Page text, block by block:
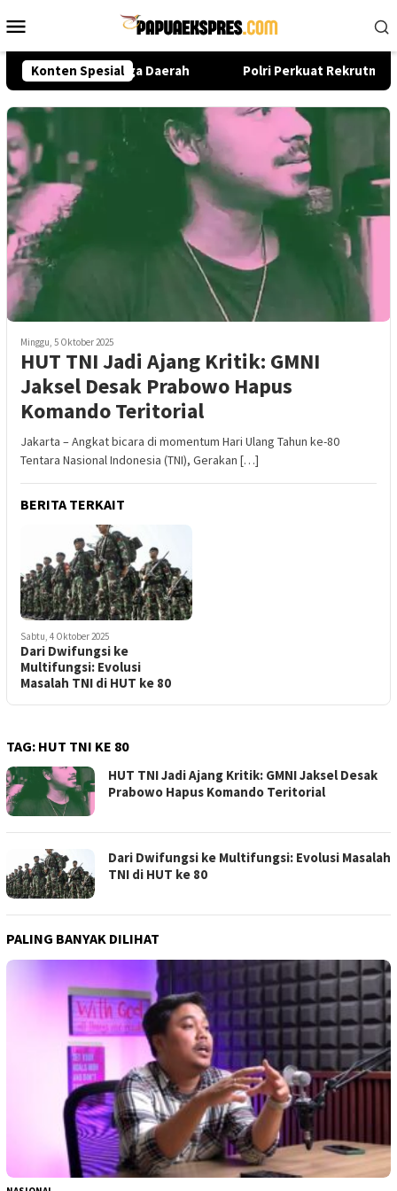
ke
Mobile
Konten Spesial
dari Pusat hingga Daerah Polri Perkuat Rekrutmen
Minggu, 5 Oktober 2025
HUT TNI Jadi Ajang Kritik: GMNI
Jaksel Desak Prabowo Hapus
Komando Teritorial
Jakarta – Angkat bicara di momentum Hari Ulang Tahun ke-80
Tentara Nasional Indonesia (TNI), Gerakan […]
BERITA TERKAIT
Sabtu, 4 Oktober 2025
Dari Dwifungsi ke
Multifungsi: Evolusi
Masalah TNI di HUT ke 80
TAG: HUT TNI KE 80
HUT TNI Jadi Ajang Kritik: GMNI Jaksel Desak
Prabowo Hapus Komando Teritorial
Dari Dwifungsi ke Multifungsi: Evolusi Masalah
TNI di HUT ke 80
PALING BANYAK DILIHAT